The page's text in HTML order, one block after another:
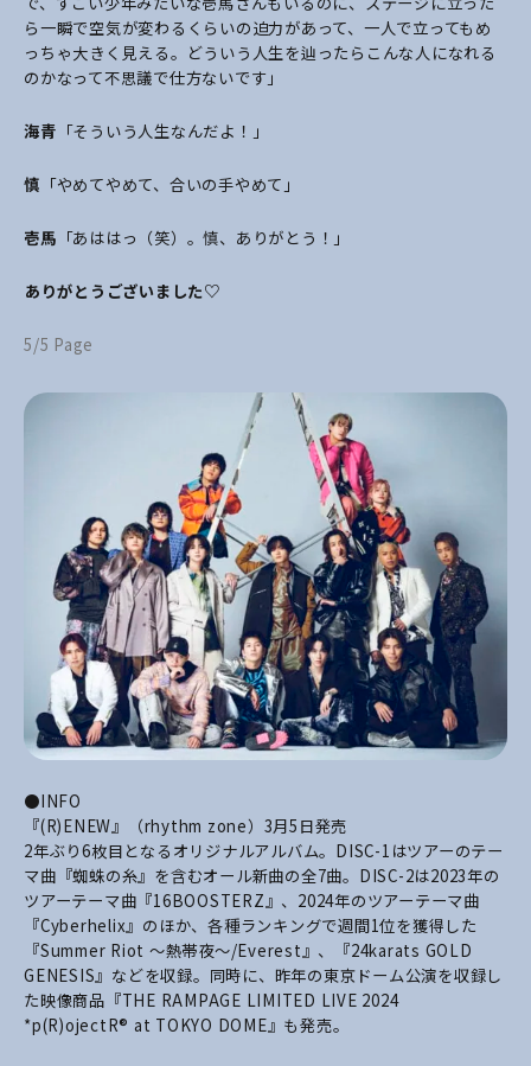
ら一瞬で空気が変わるくらいの迫力があって、一人で立ってもめ
っちゃ大きく見える。どういう人生を辿ったらこんな人になれる
のかなって不思議で仕方ないです」
海青 「そういう人生なんだよ！」
慎 「やめてやめて、合いの手やめて」
壱馬 「あははっ（笑）。慎、ありがとう！」
――ありがとうございました♡
5/5 Page
●INFO
『(R)ENEW』（rhythm zone）3月5日発売
2年ぶり6枚目となるオリジナルアルバム。DISC-1はツアーのテー
マ曲『蜘蛛の糸』を含むオール新曲の全7曲。DISC-2は2023年の
ツアーテーマ曲『16BOOSTERZ』、2024年のツアーテーマ曲
『Cyberhelix』のほか、各種ランキングで週間1位を獲得した
『Summer Riot 〜熱帯夜〜/Everest』、『24karats GOLD
GENESIS』などを収録。同時に、昨年の東京ドーム公演を収録し
た映像商品『THE RAMPAGE LIMITED LIVE 2024
*p(R)ojectR® at TOKYO DOME』も発売。